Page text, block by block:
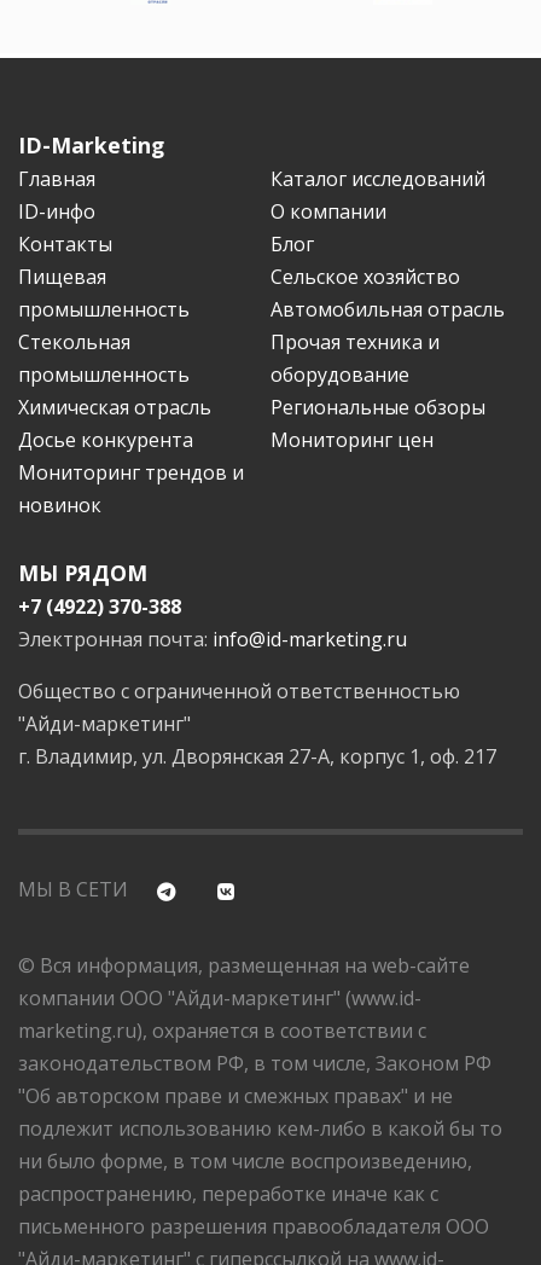
ID-Marketing
Главная
Каталог исследований
ID-инфо
О компании
Контакты
Блог
Пищевая
промышленность
Сельское хозяйство
Автомобильная отрасль
Стекольная
промышленность
Прочая техника и
оборудование
Химическая отрасль
Региональные обзоры
Досье конкурента
Мониторинг цен
Мониторинг трендов и
новинок
МЫ РЯДОМ
+7 (4922) 370-388
Электронная почта: info@id-marketing.ru
Общество с ограниченной ответственностью
"Айди-маркетинг"
г. Владимир, ул. Дворянская 27-А, корпус 1, оф. 217
МЫ В СЕТИ
© Вся информация, размещенная на web-сайте
компании ООО "Айди-маркетинг" (www.id-
marketing.ru), охраняется в соответствии с
законодательством РФ, в том числе, Законом РФ
"Об авторском праве и смежных правах" и не
подлежит использованию кем-либо в какой бы то
ни было форме, в том числе воспроизведению,
распространению, переработке иначе как с
письменного разрешения правообладателя ООО
"Айди-маркетинг" с гиперссылкой на www.id-